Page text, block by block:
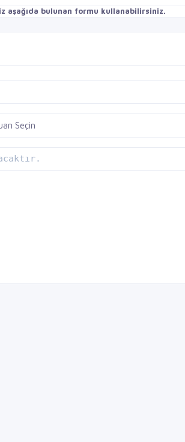
aşağıda bulunan formu kullanabilirsiniz.